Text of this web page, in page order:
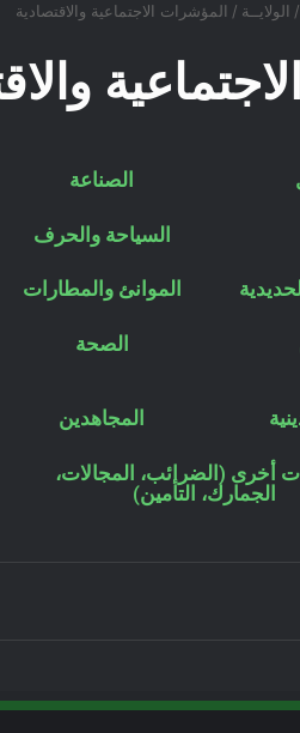
/ الولايــة / المؤشرات الاجتماعية والاقتصادية
الصناعة
السياحة والحرف
الموانئ والمطارات
الصحة
المجاهدين
أخرى (الضرائب، المجالات،
الجمارك، التأمين)